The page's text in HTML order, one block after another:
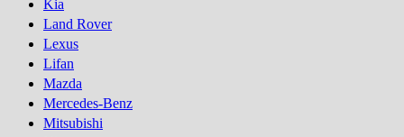
Kia
Land Rover
Lexus
Lifan
Mazda
Mercedes-Benz
Mitsubishi